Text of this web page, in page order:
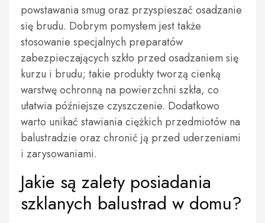
powstawania smug oraz przyspieszać osadzanie
się brudu. Dobrym pomysłem jest także
stosowanie specjalnych preparatów
zabezpieczających szkło przed osadzaniem się
kurzu i brudu; takie produkty tworzą cienką
warstwę ochronną na powierzchni szkła, co
ułatwia późniejsze czyszczenie. Dodatkowo
warto unikać stawiania ciężkich przedmiotów na
balustradzie oraz chronić ją przed uderzeniami
i zarysowaniami.
Jakie są zalety posiadania
szklanych balustrad w domu?